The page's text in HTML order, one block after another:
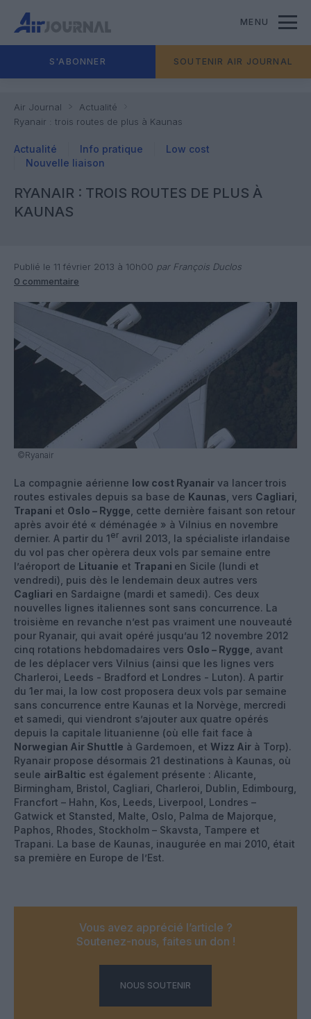
MENU
S'ABONNER SOUTENIR AIR JOURNAL
Air Journal
Actualité
Ryanair : trois routes de plus à Kaunas
Actualité Info pratique
Low cost
Nouvelle liaison
RYANAIR : TROIS ROUTES DE PLUS À
KAUNAS
Publié le 11 février 2013 à 10h00 par François Duclos
0 commentaire
©Ryanair
La compagnie aérienne low cost Ryanair va lancer trois
routes estivales depuis sa base de Kaunas , vers Cagliari
Trapani et Oslo – Rygge , cette dernière faisant son retour
après avoir été « déménagée » à Vilnius en novembre
dernier. A partir du 1er avril 2013, la spécialiste irlandaise
du vol pas cher opèrera deux vols par semaine entre
l’aéroport de Lituanie et Trapani en Sicile (lundi et
vendredi), puis dès le lendemain deux autres vers
Cagliari en Sardaigne (mardi et samedi). Ces deux
nouvelles lignes italiennes sont sans concurrence. La
troisième en revanche n’est pas vraiment une nouveauté
pour Ryanair, qui avait opéré jusqu’au 12 novembre 2012
cinq rotations hebdomadaires vers Oslo – Rygge , avant
de les déplacer vers Vilnius (ainsi que les lignes vers
Charleroi, Leeds - Bradford et Londres - Luton). A partir
du 1er mai, la low cost proposera deux vols par semaine
sans concurrence entre Kaunas et la Norvège, mercredi
et samedi, qui viendront s’ajouter aux quatre opérés
depuis la capitale lituanienne (où elle fait face à
Norwegian Air Shuttle à Gardemoen, et Wizz Air à Torp).
Ryanair propose désormais 21 destinations à Kaunas, où
seule airBaltic est également présente : Alicante,
Birmingham, Bristol, Cagliari, Charleroi, Dublin, Edimbourg,
Francfort – Hahn, Kos, Leeds, Liverpool, Londres –
Gatwick et Stansted, Malte, Oslo, Palma de Majorque,
Paphos, Rhodes, Stockholm – Skavsta, Tampere et
Trapani. La base de Kaunas, inaugurée en mai 2010, était
sa première en Europe de l’Est.
Vous avez apprécié l’article ?
Soutenez-nous, faites un don !
NOUS SOUTENIR